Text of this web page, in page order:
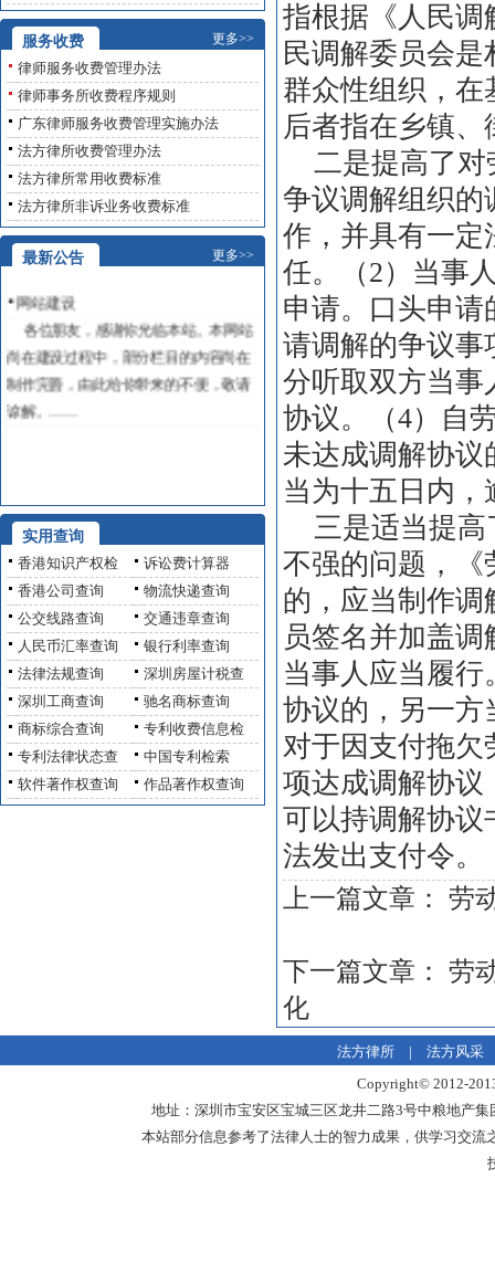
服务收费 更多>>
律师服务收费管理办法
律师事务所收费程序规则
广东律师服务收费管理实施办法
法方律所收费管理办法
法方律所常用收费标准
法方律所非诉业务收费标准
最新公告 更多>>
网站建设
各位朋友，感谢你光临本站。本网站
尚在建设过程中，部分栏目的内容尚在
实用查询
香港知识产权检
诉讼费计算器
香港公司查询
物流快递查询
公交线路查询
交通违章查询
人民币汇率查询
银行利率查询
法律法规查询
深圳房屋计税查
深圳工商查询
驰名商标查询
商标综合查询
专利收费信息检
专利法律状态查
中国专利检索
软件著作权查询
作品著作权查询
指根据《人民调
民调解委员会
群众性组织，
后者指在乡镇
二是提高了对
争议调解组织的
作，并具有一定
任。（2）当事
申请。口头申
请调解的争议事
分听取双方当事
协议。（4）自
未达成调解协议
当为十五日内
三是适当提高
不强的问题，《
的，应当制作
员签名并加盖
当事人应当履
协议的，另一方
对于因支付拖欠
项达成调解协议
可以持调解协议
法发出支付令。
上一篇文章： 劳
下一篇文章： 劳
化
法方律所 |法方风采
Copyright© 2012-
地址：深圳市宝安区宝城三区龙井二路3号中粮地产
本站部分信息参考了法律人士的智力成果，供学习交